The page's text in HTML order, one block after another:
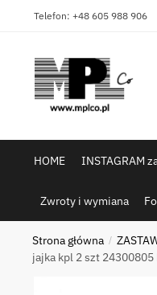
Telefon: +48 605 988 906
HOME INSTAGRAM
Zwroty i wymiana
Strona główna /
jajka kpl 2 szt